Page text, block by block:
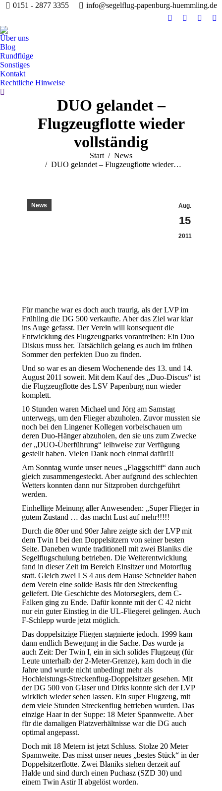
0151 - 2877 3355 info@segelflug-papenburg-huemmling.de
Facebook
YouTube
Über uns
Blog
Rundflüge
Sonstiges
Kontakt
Rechtliche Hinweise
Search:
DUO gelandet –
Flugzeugflotte wieder
vollständig
Sie befinden sich hier:Start
News
DUO gelandet – Flugzeugflotte wieder…
Aug.
15
2011
News
Für manche war es doch auch traurig, als der LVP im
Frühling die DG 500 verkaufte. Aber das Ziel war klar
ins Auge gefasst. Der Verein will konsequent die
Entwicklung des Flugzeugparks vorantreiben: Ein Duo
Diskus muss her. Tatsächlich gelang es auch im frühen
Sommer den perfekten Duo zu finden.
Und so war es an diesem Wochenende des 13. und 14.
August 2011 soweit. Mit dem Kauf des „Duo-Discus“ ist
die Flugzeugflotte des LSV Papenburg nun wieder
komplett.
10 Stunden waren Michael und Jörg am Samstag
unterwegs, um den Flieger abzuholen. Zuvor mussten sie
noch bei den Lingener Kollegen vorbeischauen um
deren Duo-Hänger abzuholen, den sie uns zum Zwecke
der „DUO-Überführung“ leihweise zur Verfügung
gestellt haben. Vielen Dank noch einmal dafür!!!
Am Sonntag wurde unser neues „Flaggschiff“ dann auch
gleich zusammengesteckt. Aber aufgrund des schlechten
Wetters konnten dann nur Sitzproben durchgeführt
werden.
Einhellige Meinung aller Anwesenden: „Super Flieger in
gutem Zustand … das macht Lust auf mehr!!!!!
Durch die 80er und 90er Jahre zeigte sich der LVP mit
dem Twin I bei den Doppelsitzern von seiner besten
Seite. Daneben wurde traditionell mit zwei Blaniks die
Segelflugschulung betrieben. Die Weiterentwicklung
fand in dieser Zeit im Bereich Einsitzer und Motorflug
statt. Gleich zwei LS 4 aus dem Hause Schneider haben
dem Verein eine solide Basis für den Streckenflug
geliefert. Die Geschichte des Motorseglers, dem C-
Falken ging zu Ende. Dafür konnte mit der C 42 nicht
nur ein guter Einstieg in die UL-Fliegerei gelingen. Auch
F-Schlepp wurde jetzt möglich.
Das doppelsitzige Fliegen stagnierte jedoch. 1999 kam
dann endlich Bewegung in die Sache. Das wurde ja
auch Zeit: Der Twin I, ein in sich solides Flugzeug (für
Leute unterhalb der 2-Meter-Grenze), kam doch in die
Jahre und wurde nicht unbedingt mehr als
Hochleistungs-Streckenflug-Doppelsitzer gesehen. Mit
der DG 500 von Glaser und Dirks konnte sich der LVP
wirklich wieder sehen lassen. Ein super Flugzeug, mit
dem viele Stunden Streckenflug betrieben wurden. Das
einzige Haar in der Suppe: 18 Meter Spannweite. Aber
für die damaligen Platzverhältnisse war die DG auch
optimal angepasst.
Doch mit 18 Metern ist jetzt Schluss. Stolze 20 Meter
Spannweite. Das misst unser neues „bestes Stück“ in der
Doppelsitzerflotte. Zwei Blaniks stehen derzeit auf
Halde und sind durch einen Puchasz (SZD 30) und
einem Twin Astir II abgelöst worden.